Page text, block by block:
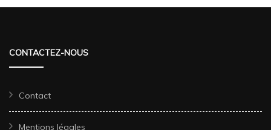
CONTACTEZ-NOUS
Contact
Mentions légales